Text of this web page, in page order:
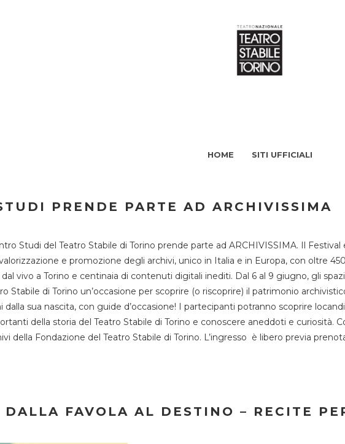
HOME SITI UFFICIALI
PRENDE PARTE AD ARCHIVISSIMA
Studi del Teatro Stabile di Torino prende parte ad ARCHIVISSIMA. Il
e promozione degli archivi, unico in Italia e in Europa, con oltre
vivo a Torino e centinaia di contenuti digitali inediti. Dal 6 al 9 giugno, gli
Stabile di Torino un’occasione per scoprire (o riscoprire) il patrimonio
dalla sua nascita, con guide d’occasione! I partecipanti potranno scoprire
della storia del Teatro Stabile di Torino e conoscere aneddoti e curiosità.
della Fondazione del Teatro Stabile di Torino. L’ingresso è libero previa
FAVOLA AL DESTINO – RECITE